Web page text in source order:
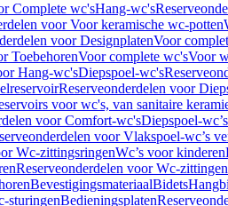
Complete wc'sHang-wc's
voor Voor keramische wc-potten
voor DesignplatenVoor
ToebehorenVoor complete wc'sVoor
Hang-wc'sDiepspoel-wc's
Reserveonderdelen voor
voor wc's, van sanitaire
voor Comfort-wc'sDiepspoel-
voor Vlakspoel-wc’s
Wc-zittingsringenWc’s voor kinderen
Reserveonderdelen voor Wc-
BevestigingsmateriaalBidets
sturingenBedieningsplaten